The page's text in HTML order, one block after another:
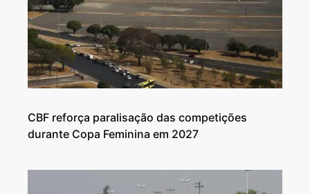
CBF reforça paralisação das competições
durante Copa Feminina em 2027